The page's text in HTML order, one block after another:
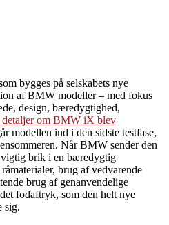
bygges på selskabets nye
af BMW modeller – med fokus
design, bæredygtighed,
detaljer om BMW iX blev
modellen ind i den sidste testfase,
Når BMW sender den
vigtig brik i en bæredygtig
brug af vedvarende
brug af genanvendelige
fodaftryk, som den helt nye
sig.